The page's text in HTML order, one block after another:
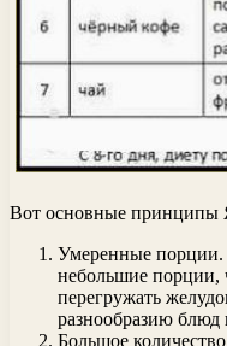
Вот основные принципы
Умеренные порции.
небольшие порции,
перегружать
разнообразию блюд
Большое